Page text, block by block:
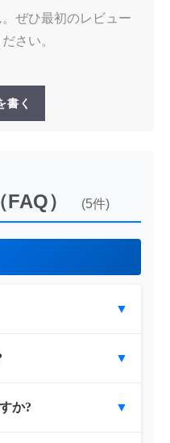
ぜひ最初のレビュー
さい。
書く
） (5件)
▼
▼
か? ▼